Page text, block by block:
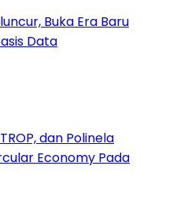
Buka Era Baru
Data
dan Polinela
Economy Pada